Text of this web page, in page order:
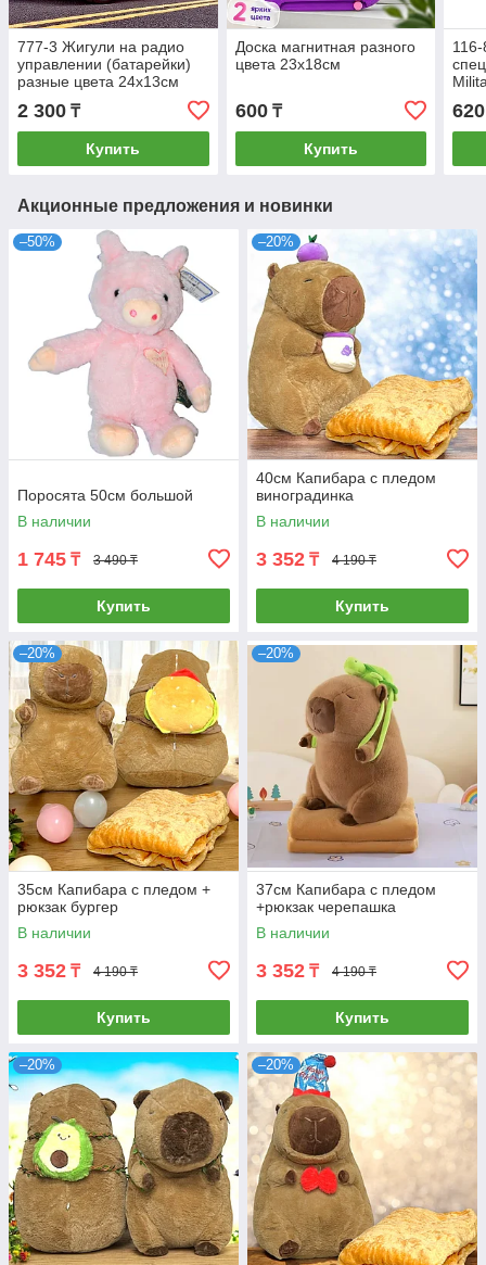
777-3 Жигули на радио
управлении (батарейки)
разные цвета 24х13см
2 300 ₸
Купить
Доска магнитная разного
цвета 23х18см
600₸
Купить
620
Акционные предложения и новинки
–50%
Поросята 50см большой
В наличии
1 745 ₸ 3 490 ₸
Купить
–20%
40см Капибара с пледом
виноградинка
В наличии
3 352 ₸ 4 190 ₸
Купить
–20%
35см Капибара с пледом +
рюкзак бургер
В наличии
3 352 ₸ 4 190 ₸
Купить
–20%
37см Капибара с пледом
+рюкзак черепашка
В наличии
3 352 ₸ 4 190 ₸
Купить
–20% –20%